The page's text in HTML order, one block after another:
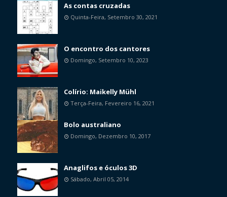
As contas cruzadas
Quinta-Feira, Setembro 30, 2021
O encontro dos cantores
Domingo, Setembro 10, 2023
Colírio: Maikelly Mühl
Terça-Feira, Fevereiro 16, 2021
Bolo australiano
Domingo, Dezembro 10, 2017
Anaglifos e óculos 3D
Sábado, Abril 05, 2014